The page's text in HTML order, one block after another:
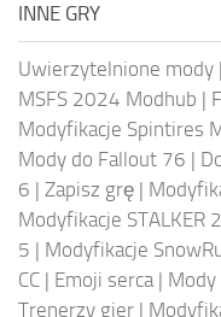
INNE GRY
Uwierzytelnione mody |
MSFS 2024 Modhub |
Modyfikacje Spintires
Mody do Fallout 76 |
6 | Zapisz grę |
Modyfikacje STALKER 2
5 | Modyfikacje
CC | Emoji serca| Mody
Trenerzy gier |